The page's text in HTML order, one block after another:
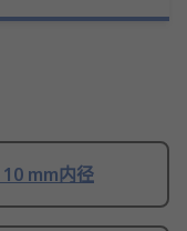
mm内径